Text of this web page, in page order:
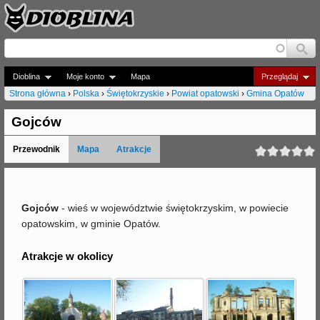
Jump to navigation
Dioblina Moje konto Przeglądaj
Mapa
J
e
s
Strona główna › Polska › Świętokrzyskie › Powiat opatowski › Gmina Opatów
Gojców
Przewodnik Mapa Atrakcje
Gojców - wieś w województwie świętokrzyskim, w powiecie
opatowskim, w gminie Opatów.
Atrakcje w okolicy